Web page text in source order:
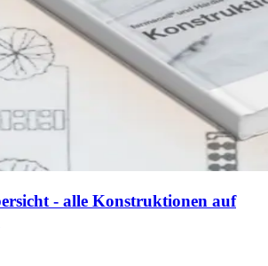
- alle Konstruktionen auf